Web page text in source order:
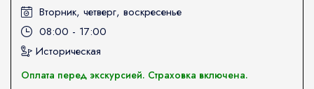
Вторник, четверг, воскресенье
08:00 - 17:00
Историческая
Оплата перед экскурсией. Страховка включена.